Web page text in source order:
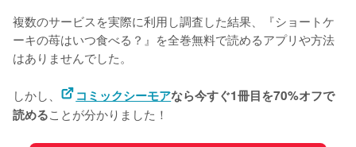
複数のサービスを実際に利用し調査した結果、『ショートケ
ーキの苺はいつ食べる？』を全巻無料で読めるアプリや方法
はありませんでした。
しかし、 コミックシーモアなら今すぐ1冊目を70%オフで
読めることが分かりました！